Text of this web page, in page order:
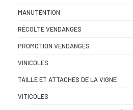
MANUTENTION
RÉCOLTE VENDANGES
PROMOTION VENDANGES
VINICOLES
TAILLE ET ATTACHES DE LA VIGNE
VITICOLES